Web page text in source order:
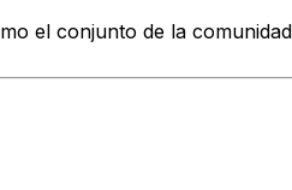
el conjunto de la